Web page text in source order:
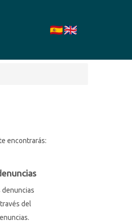
encontrarás:
denuncias
del